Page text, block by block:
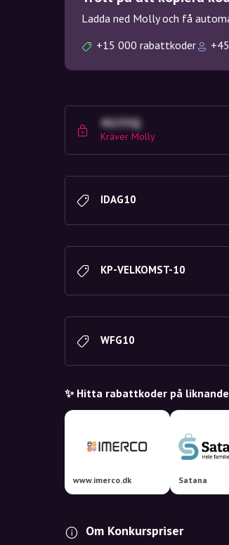
Ladda ned Molly och få
+15 000 rabattkoder
4G23SQ
Kräver Molly
IDAG10
KP-VELKOMST-10
WFG10
✨ Hitta rabattkoder på
www.imerco.dk Satana
Om Konkurspriser